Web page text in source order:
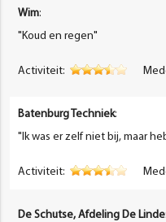
Wim:
"Koud en regen"
Activiteit:
Batenburg Techniek:
"Ik was er zelf niet bij, maar
Activiteit:
De Schutse, Afdeling De Linde: